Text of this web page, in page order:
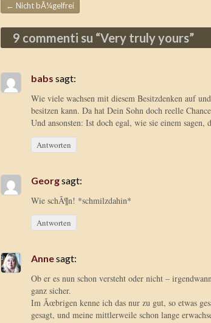
Beitragsnavigation
← Nicht bÃ¼gelfrei
9 commenti su “Very truly yours”
babs sagt:
Wie viele wachsen mit diesem Besitzdenken auf
besitzen kann. Da hat Dein Sohn doch reelle
Und ansonsten: Ist doch egal, wie sie einem sagen,
Antworten
Georgsagt:
Wie schÃ¶n! *schmilzdahin*
Antworten
Annesagt:
Ob er es nun schon versteht oder nicht –
ganz sicher.
Im Ãœbrigen kenne ich das nur zu gut, so etwas
gesagt, und meine mittlerweile schon lange